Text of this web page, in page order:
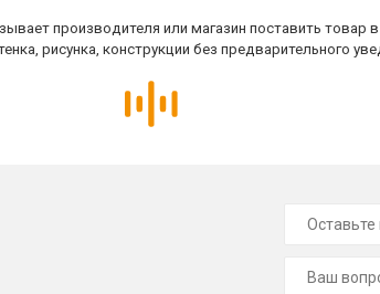
производителя или магазин поставить
рисунка, конструкции без предварительного